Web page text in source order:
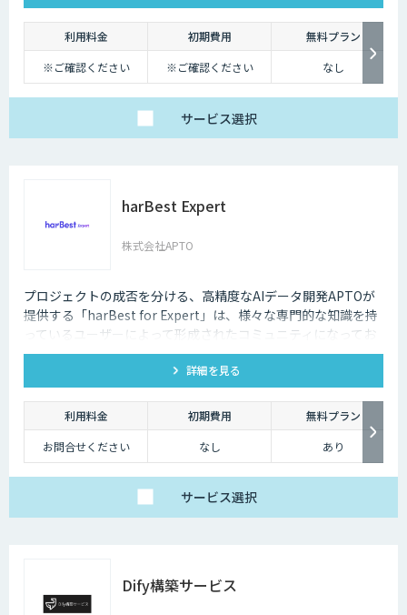
利用料金 初期費用
無料プラン
※ご確認ください
※ご確認ください なし
サービス選択
harBest Expert
株式会社APTO
プロジェクトの成否を分ける、高精度なAIデータ開発APTOが
提供する「harBest for Expert」は、様々な専門的な知識を持
っているユーザーによって形成されたコミュニティになってお
り、様々なドメインに対して高品質なLLM用のデータ作成を可
詳細を見る
利用料金 初期費用
無料プラン
お問合せください
なし あり
サービス選択
Dify構築サービス